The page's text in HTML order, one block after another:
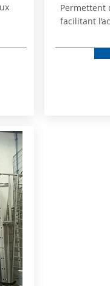
Permettent
facilitant